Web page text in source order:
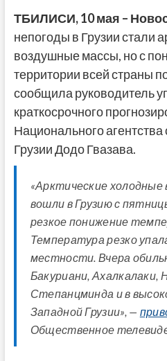
ТБИЛИСИ, 10 мая –
непогоды в Грузии стали
воздушные массы, но с
территории всей страны
сообщила руководитель
краткосрочного
Национального
Грузии Додо Гвазава.
«Арктические
вошли в Грузию с
резкое понижение
Температура резко
местности. Вчера
Бакуриани, Ахалкалаки,
Степанцминда и в
Западной Грузии», —
Общественное